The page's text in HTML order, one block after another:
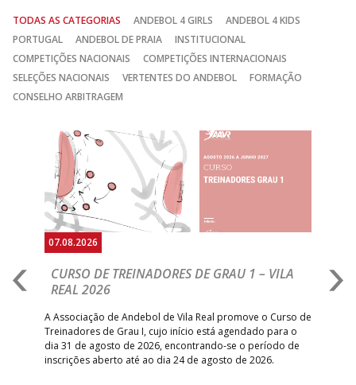
TODAS AS CATEGORIAS ANDEBOL 4 GIRLS
ANDEBOL 4 KIDS
PORTUGAL
ANDEBOL DE PRAIA
INSTITUCIONAL
COMPETIÇÕES NACIONAIS
COMPETIÇÕES INTERNACIONAIS
SELEÇÕES NACIONAIS
VERTENTES DO ANDEBOL
FORMAÇÃO
CONSELHO ARBITRAGEM
07.08.2026
CURSO DE TREINADORES DE GRAU 1 – VILA
REAL 2026
A Associação de Andebol de Vila Real promove o Curso de
Treinadores de Grau I, cujo início está agendado para o
dia 31 de agosto de 2026, encontrando-se o período de
inscrições aberto até ao dia 24 de agosto de 2026.
Anterior